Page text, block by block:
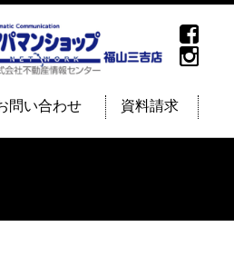
問い合わせ 資料請求